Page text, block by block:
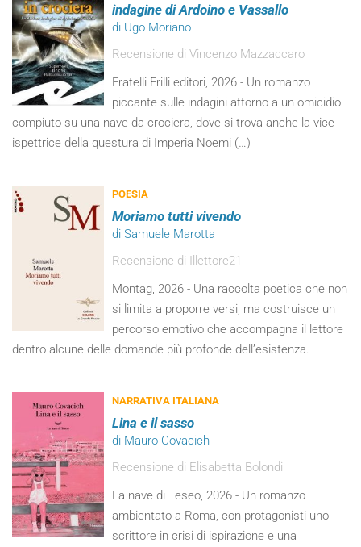
indagine di Ardoino e Vassallo
di Ugo Moriano
Recensione di Vincenzo Mazzaccaro
Fratelli Frilli editori, 2026 - Un romanzo
piccante sulle indagini attorno a un omicidio
compiuto su una nave da crociera, dove si trova anche la vice
ispettrice della questura di Imperia Noemi (…)
POESIA
Moriamo tutti vivendo
di Samuele Marotta
Recensione di Illettore21
Montag, 2026 - Una raccolta poetica che non
si limita a proporre versi, ma costruisce un
percorso emotivo che accompagna il lettore
dentro alcune delle domande più profonde dell’esistenza.
NARRATIVA ITALIANA
Lina e il sasso
di Mauro Covacich
Recensione di Elisabetta Bolondi
La nave di Teseo, 2026 - Un romanzo
ambientato a Roma, con protagonisti uno
scrittore in crisi di ispirazione e una